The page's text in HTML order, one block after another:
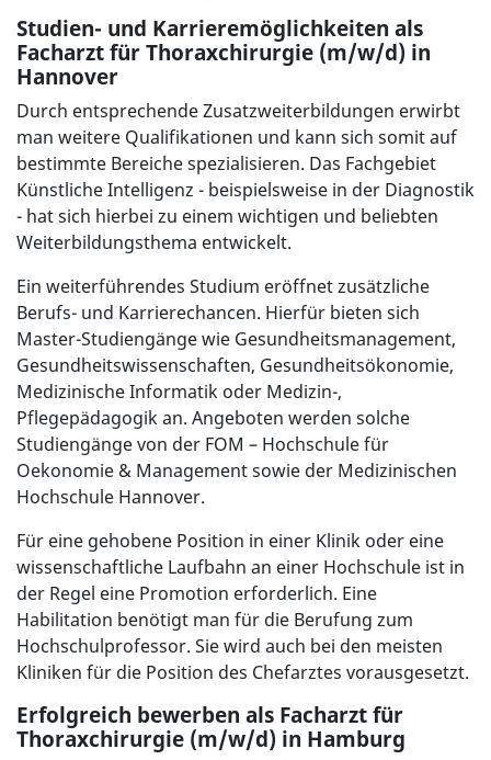
Studien- und Karrieremöglichkeiten als
Facharzt für Thoraxchirurgie (m/w/d) in
Hannover
Durch entsprechende Zusatzweiterbildungen erwirbt
man weitere Qualifikationen und kann sich somit auf
bestimmte Bereiche spezialisieren. Das Fachgebiet
Künstliche Intelligenz - beispielsweise in der Diagnostik
- hat sich hierbei zu einem wichtigen und beliebten
Weiterbildungsthema entwickelt.
Ein weiterführendes Studium eröffnet zusätzliche
Berufs- und Karrierechancen. Hierfür bieten sich
Master-Studiengänge wie Gesundheitsmanagement,
Gesundheitswissenschaften, Gesundheitsökonomie,
Medizinische Informatik oder Medizin-,
Pflegepädagogik an. Angeboten werden solche
Studiengänge von der FOM – Hochschule für
Oekonomie & Management sowie der Medizinischen
Hochschule Hannover.
Für eine gehobene Position in einer Klinik oder eine
wissenschaftliche Laufbahn an einer Hochschule ist in
der Regel eine Promotion erforderlich. Eine
Habilitation benötigt man für die Berufung zum
Hochschulprofessor. Sie wird auch bei den meisten
Kliniken für die Position des Chefarztes vorausgesetzt.
Erfolgreich bewerben als Facharzt für
Thoraxchirurgie (m/w/d) in Hamburg